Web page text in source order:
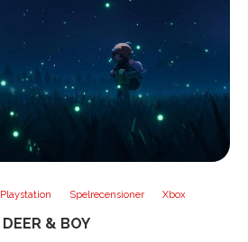
Playstation Spelrecensioner Xbox
DEER & BOY